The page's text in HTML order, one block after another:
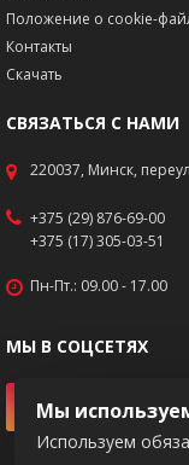
Положение о cookie-
Контакты
Скачать
СВЯЗАТЬСЯ С НАМИ
220037, Минск,
+375 (29) 876-69-00
+375 (17) 305-03-51
Пн-Пт.: 09.00 - 17.00
МЫ В СОЦСЕТЯХ
Мы
Используем